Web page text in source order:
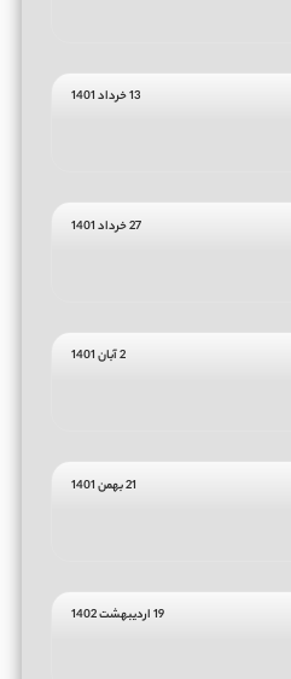
13 خرداد 1401
27 خرداد 1401
2 آبان 1401
21 بهمن 1401
19 اردیبهشت 1402